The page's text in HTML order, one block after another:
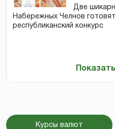
Две
Набережных Челнов
республиканский конкурс
Курсы валют